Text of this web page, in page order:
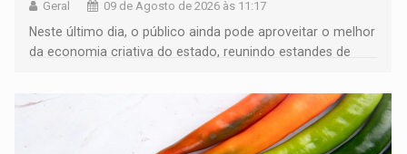
Geral 09 de Agosto de 2026 às 11:17
Neste último dia, o público ainda pode aproveitar o melhor
da economia criativa do estado, reunindo estandes de